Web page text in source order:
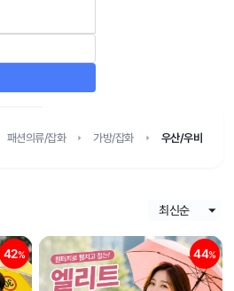
패션의류/잡화 가방/잡화 우산/우비
42% 44%